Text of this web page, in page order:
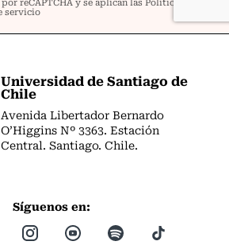
Universidad de Santiago de
Chile
Avenida Libertador Bernardo
O’Higgins Nº 3363. Estación
Central. Santiago. Chile.
Síguenos en: